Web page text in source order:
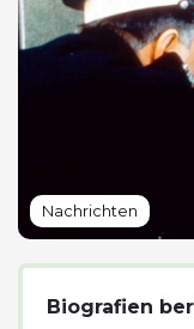
Nachrichten
Biografien